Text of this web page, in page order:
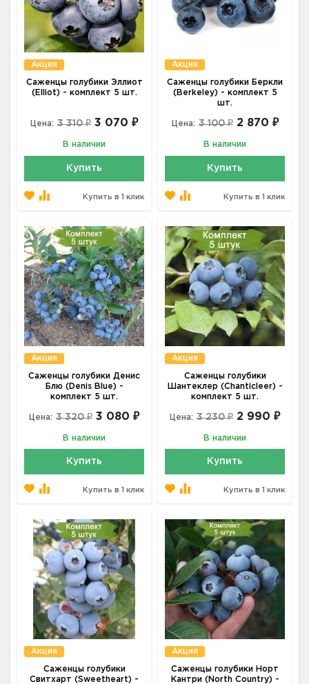
Акция
Саженцы голубики Эллиот
(Elliot) - комплект 5 шт.
Цена: 3 310 ₽ 3 070 ₽
В наличии
Купить
Купить в 1 клик
Акция
Саженцы голубики Беркли
(Berkeley) - комплект 5
шт.
Цена: 3 100 ₽ 2 870 ₽
В наличии
Купить
Купить в 1 клик
Акция
Саженцы голубики Денис
Блю (Denis Blue) -
комплект 5 шт.
Цена: 3 320 ₽ 3 080 ₽
В наличии
Купить
Купить в 1 клик
Акция
Саженцы голубики
Шантеклер (Chanticleer) -
комплект 5 шт.
Цена: 3 230 ₽ 2 990 ₽
В наличии
Купить
Купить в 1 клик
Акция
Саженцы голубики
Свитхарт (Sweetheart) -
Акция
Саженцы голубики Норт
Кантри (North Country) -